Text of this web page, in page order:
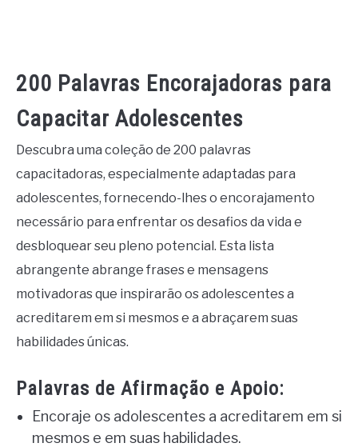
200 Palavras Encorajadoras para
Capacitar Adolescentes
Descubra uma coleção de 200 palavras
capacitadoras, especialmente adaptadas para
adolescentes, fornecendo-lhes o encorajamento
necessário para enfrentar os desafios da vida e
desbloquear seu pleno potencial. Esta lista
abrangente abrange frases e mensagens
motivadoras que inspirarão os adolescentes a
acreditarem em si mesmos e a abraçarem suas
habilidades únicas.
Palavras de Afirmação e Apoio:
Encoraje os adolescentes a acreditarem em si
mesmos e em suas habilidades.